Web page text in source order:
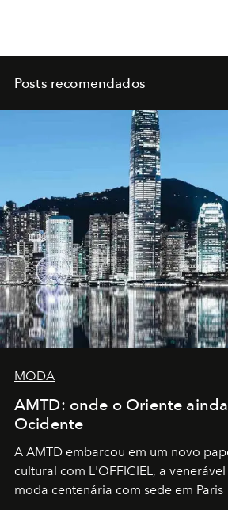
Posts recomendados
MODA
AMTD: onde o Oriente
Ocidente
A AMTD embarcou em um novo
cultural com L'OFFICIEL, a
moda centenária com sede em Paris